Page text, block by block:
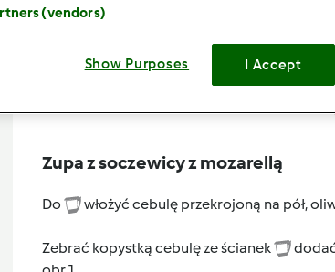
Zupa z soczewicy z mozarellą
Do włożyć cebulę przekrojoną na pół,
Zebrać kopystką cebulę ze ścianek
dodać
(vendors)
Show Purposes I Accept